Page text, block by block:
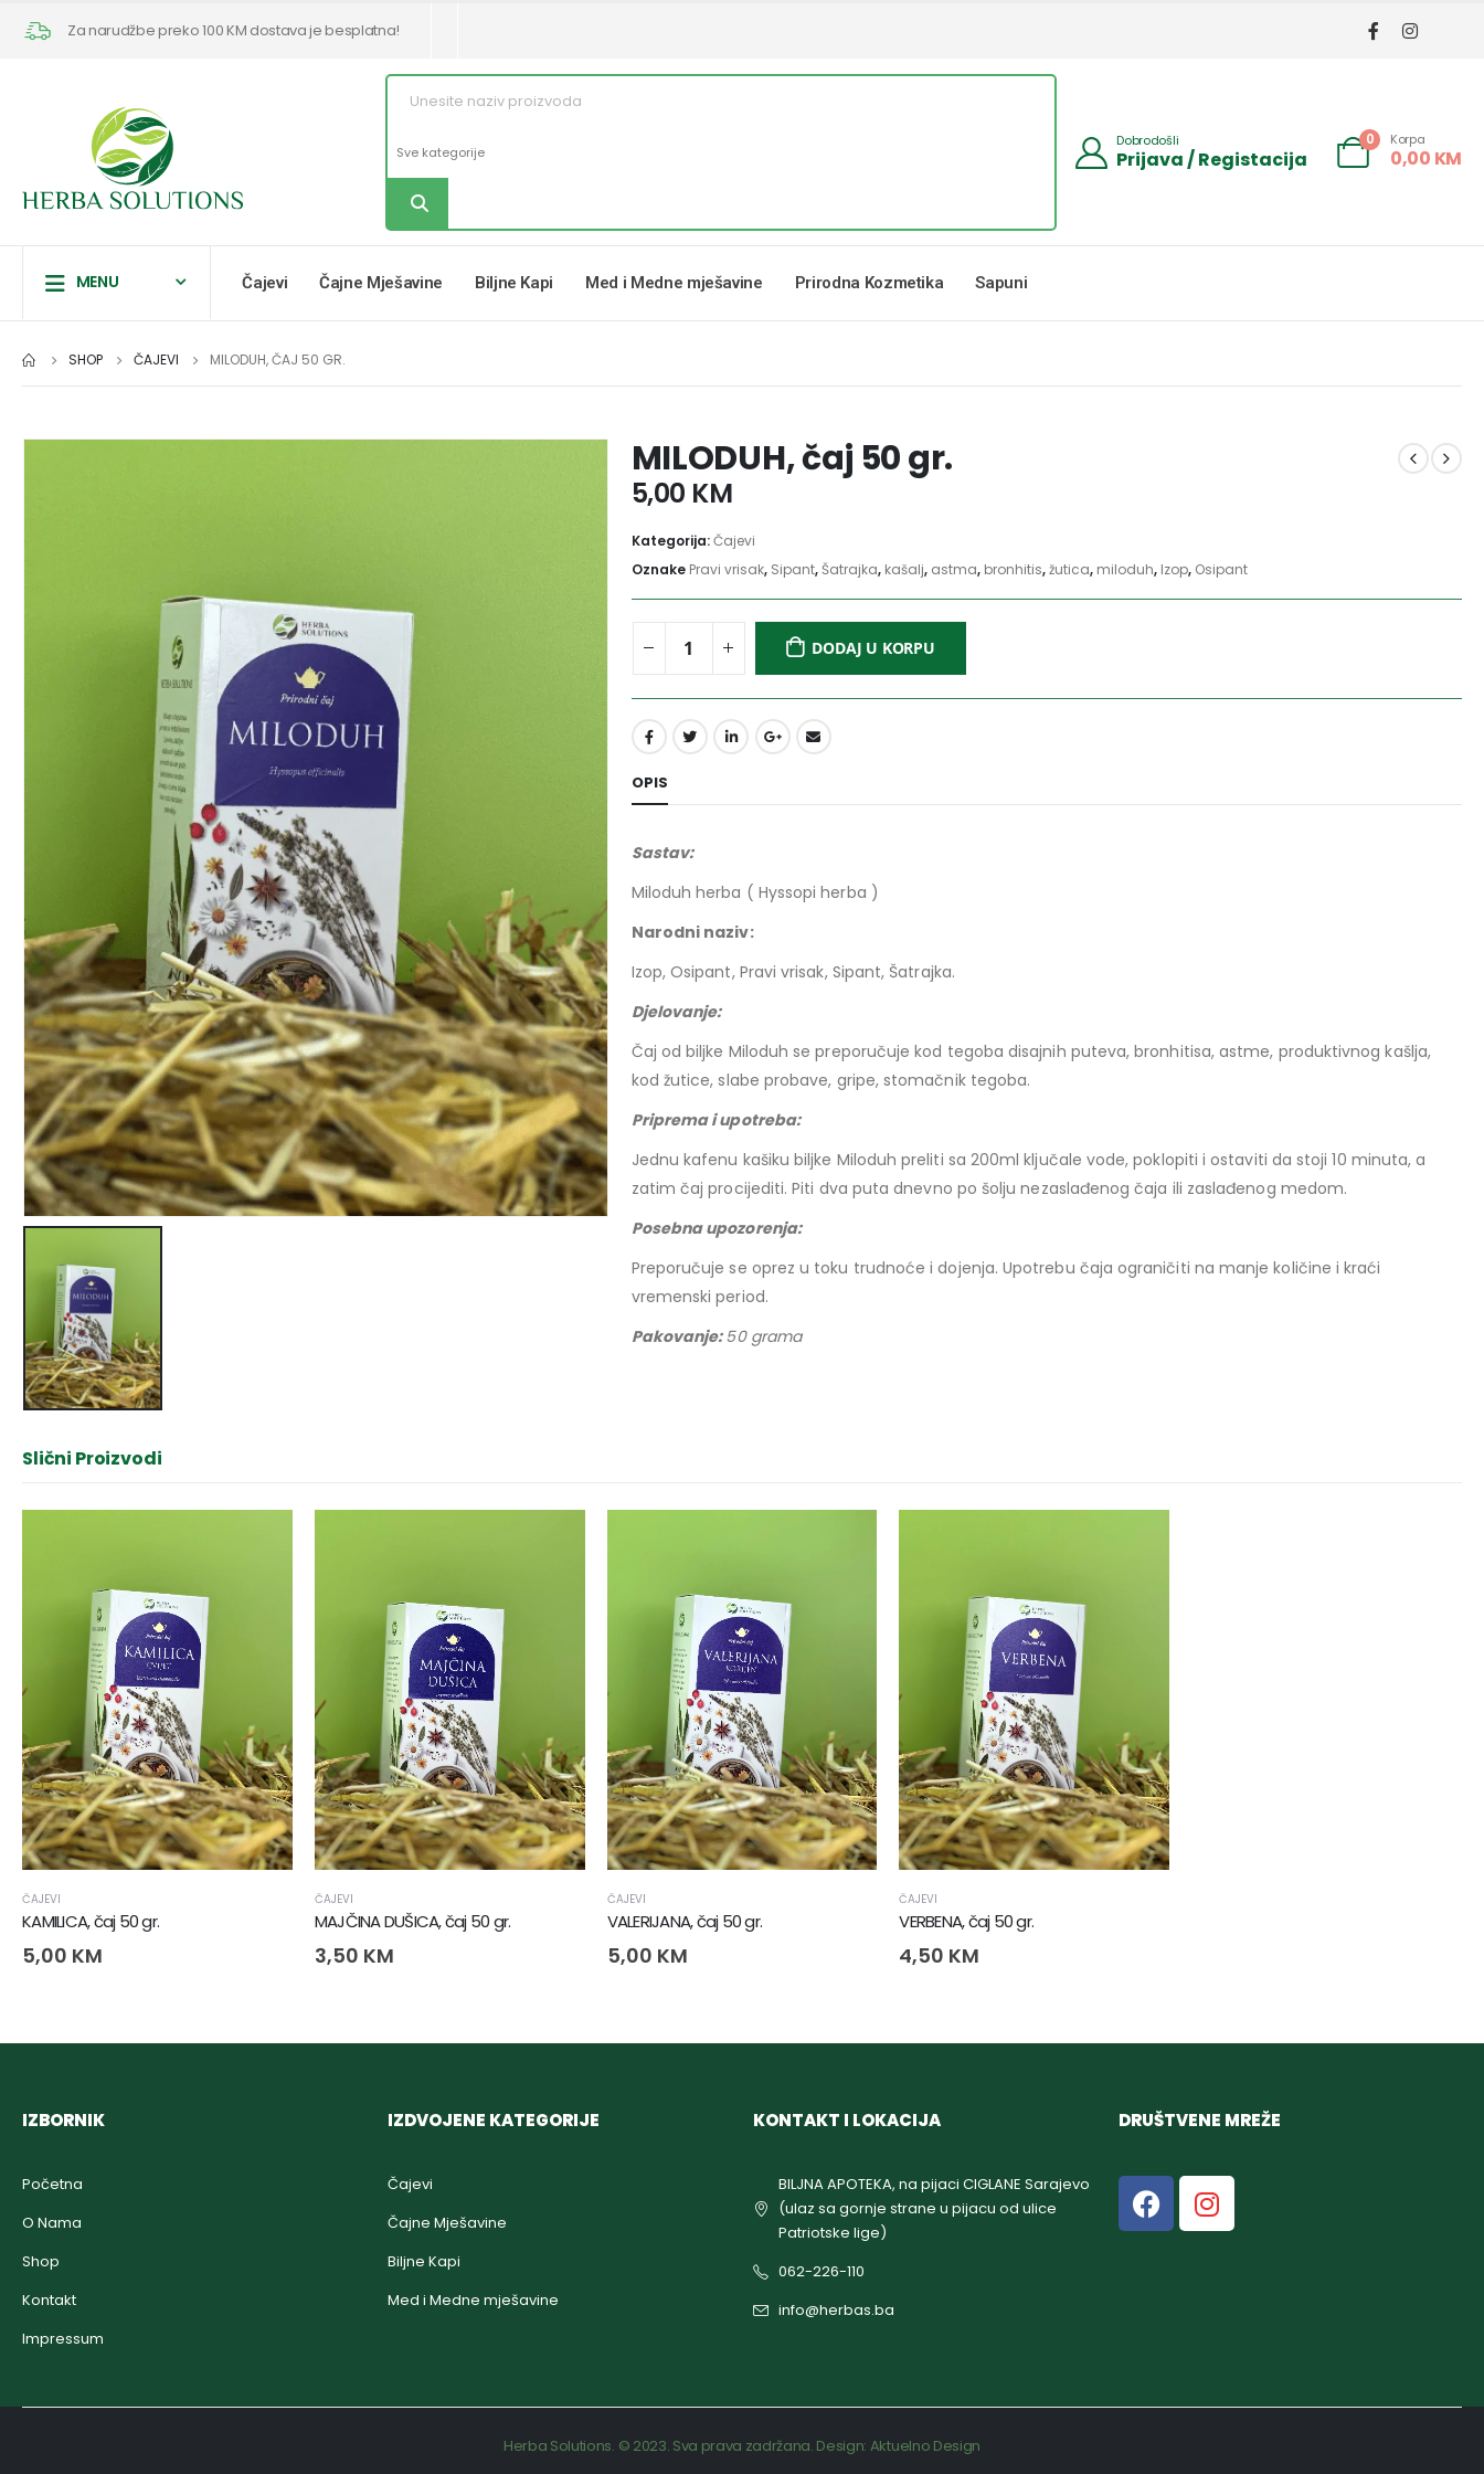
Za narudžbe preko 100 KM dostava je besplatna!
Dobrodošli
Prijava / Registacija
0 Korpa
0,00 KM
MENU Čajevi Čajne Mješavine Biljne Kapi Med i Medne mješavine Prirodna Kozmetika Sapuni
SHOP ČAJEVI MILODUH, ČAJ 50 GR.
MILODUH, čaj 50 gr.
5,00 KM
Kategorija:Čajevi
Oznake Pravi vrisak, Sipant,Šatrajka, kašalj, astma, bronhitis,žutica, miloduh, Izop, Osipant
DODAJ U KORPU
OPIS
Sastav:
Miloduh herba ( Hyssopi herba )
Narodni naziv:
Izop, Osipant, Pravi vrisak, Sipant, Šatrajka.
Djelovanje:
Čaj od biljke Miloduh se preporučuje kod tegoba disajnih puteva, bronhitisa, astme, produktivnog kašlja,
kod žutice, slabe probave, gripe, stomačnik tegoba.
Priprema i upotreba:
Jednu kafenu kašiku biljke Miloduh preliti sa 200ml ključale vode, poklopiti i ostaviti da stoji 10 minuta, a
zatim čaj procijediti. Piti dva puta dnevno po šolju nezaslađenog čaja ili zaslađenog medom.
Posebna upozorenja:
Preporučuje se oprez u toku trudnoće i dojenja. Upotrebu čaja ograničiti na manje količine i kraći
vremenski period.
Pakovanje:50 grama
Slični Proizvodi
ČAJEVI
KAMILICA, čaj 50 gr.
5,00 KM
ČAJEVI
MAJČINA DUŠICA, čaj 50 gr.
3,50 KM
ČAJEVI
VALERIJANA, čaj 50 gr.
5,00 KM
ČAJEVI
VERBENA, čaj 50 gr.
4,50 KM
IZBORNIK
Početna
O Nama
Shop
Kontakt
Impressum
IZDVOJENE KATEGORIJE
Čajevi
Čajne Mješavine
Biljne Kapi
Med i Medne mješavine
KONTAKT I LOKACIJA
BILJNA APOTEKA, na pijaci CIGLANE Sarajevo
(ulaz sa gornje strane u pijacu od ulice
Patriotske lige)
062-226-110
info@herbas.ba
DRUŠTVENE MREŽE
Herba Solutions. © 2023. Sva prava zadržana. Design: Aktuelno Design